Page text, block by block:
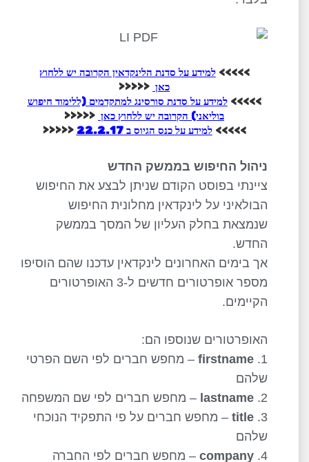
>>>>>למידע על סדנת הלינקדאין הקרובה יש ללחוץ
כאן<<<<<
>>>>>למידע על סדנת סורסינג למתקדמים (ללימוד חיפוש
בוליאני) הקרובה יש ללחוץ כאן <<<<<
>>>>> למידע על כנס הגיוס ב 22.2.17 <<<<<
ניהול החיפוש בממשק החדש
ציינתי בפוסט הקודם שניתן לבצע את החיפוש
הבולאיני על לינקדאין מחלונית החיפוש
שנמצאת בחלק העליון של המסך בממשק
החדש.
אך בימים האחרונים לינקדאין עדכנו שהם הוסיפו
מספר אופרטורים חדשים ל-3 האופרטורים
הקיימים.
האופרטורים שנוספו הם:
firstname– מחפש חברים לפי השם הפרטי
שלהם
lastname– מחפש חברים לפי שם המשפחה
title– מחפש חברים על פי התפקיד הנוכחי
שלהם
company– מחפש חברים לפי החברה